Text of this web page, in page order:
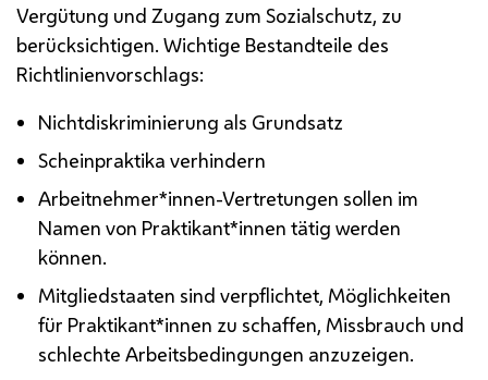
Vergütung und Zugang zum Sozialschutz, zu
berücksichtigen. Wichtige Bestandteile des
Richtlinienvorschlags:
Nichtdiskriminierung als Grundsatz
Scheinpraktika verhindern
Arbeitnehmer*innen-Vertretungen sollen im
Namen von Praktikant*innen tätig werden
können.
Mitgliedstaaten sind verpflichtet, Möglichkeiten
für Praktikant*innen zu schaffen, Missbrauch und
schlechte Arbeitsbedingungen anzuzeigen.